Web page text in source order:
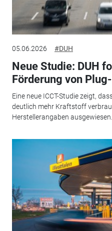
05.06.2026 #DUH
Neue Studie: DUH
Förderung von
Eine neue ICCT-Studie zeigt,
deutlich mehr Kraftstoff
Herstellerangaben